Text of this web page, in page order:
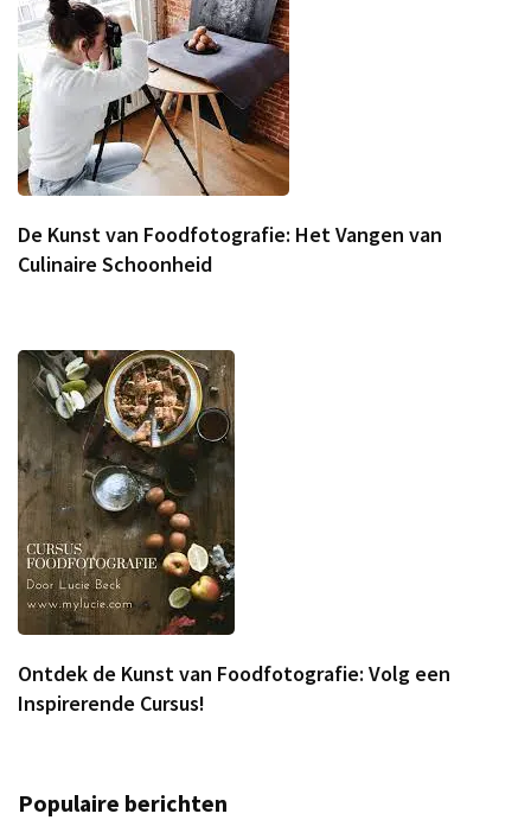
De Kunst van Foodfotografie: Het Vangen van
Culinaire Schoonheid
Ontdek de Kunst van Foodfotografie: Volg een
Inspirerende Cursus!
Populaire berichten